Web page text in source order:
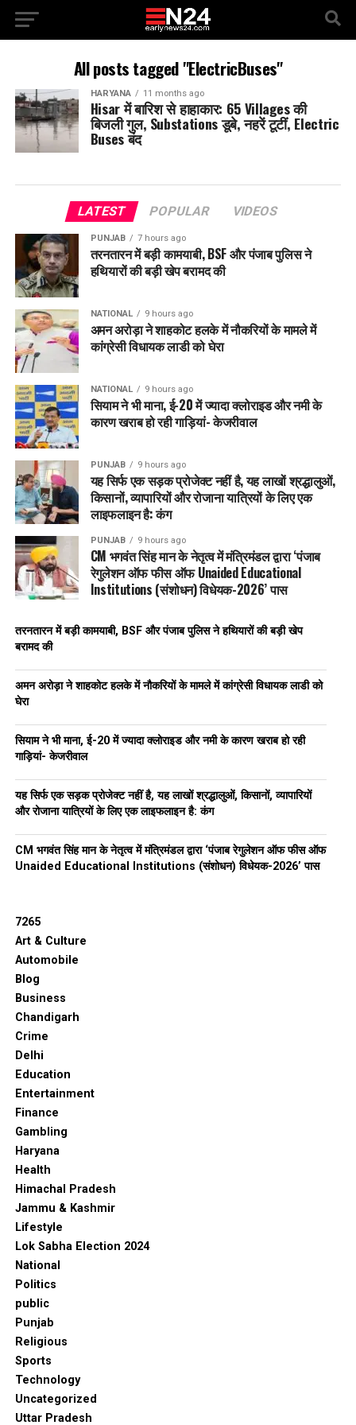
All posts tagged "ElectricBuses"
HARYANA 11 months ago
Hisar में बारिश से हाहाकार: 65 Villages की
बिजली गुल, Substations डूबे, नहरें टूटीं, Electric
Buses बंद
LATEST POPULAR VIDEOS
PUNJAB 7 hours ago
तरनतारन में बड़ी कामयाबी, BSF और पंजाब पुलिस ने
हथियारों की बड़ी खेप बरामद की
NATIONAL 9 hours ago
अमन अरोड़ा ने शाहकोट हलके में नौकरियों के मामले में
कांग्रेसी विधायक लाडी को घेरा
NATIONAL 9 hours ago
सियाम ने भी माना, ई-20 में ज्यादा क्लोराइड और नमी के
कारण खराब हो रही गाड़ियां- केजरीवाल
PUNJAB 9 hours ago
यह सिर्फ एक सड़क प्रोजेक्ट नहीं है, यह लाखों श्रद्धालुओं,
किसानों, व्यापारियों और रोजाना यात्रियों के लिए एक
लाइफलाइन है: कंग
PUNJAB 9 hours ago
CM भगवंत सिंह मान के नेतृत्व में मंत्रिमंडल द्वारा ‘पंजाब
रेगुलेशन ऑफ फीस ऑफ Unaided Educational
Institutions (संशोधन) विधेयक-2026’ पास
तरनतारन में बड़ी कामयाबी, BSF और पंजाब पुलिस ने हथियारों की बड़ी खेप
बरामद की
अमन अरोड़ा ने शाहकोट हलके में नौकरियों के मामले में कांग्रेसी विधायक लाडी को
घेरा
सियाम ने भी माना, ई-20 में ज्यादा क्लोराइड और नमी के कारण खराब हो रही
गाड़ियां- केजरीवाल
यह सिर्फ एक सड़क प्रोजेक्ट नहीं है, यह लाखों श्रद्धालुओं, किसानों, व्यापारियों
और रोजाना यात्रियों के लिए एक लाइफलाइन है: कंग
CM भगवंत सिंह मान के नेतृत्व में मंत्रिमंडल द्वारा ‘पंजाब रेगुलेशन ऑफ फीस ऑफ
Unaided Educational Institutions (संशोधन) विधेयक-2026’ पास
7265
Art & Culture
Automobile
Blog
Business
Chandigarh
Crime
Delhi
Education
Entertainment
Finance
Gambling
Haryana
Health
Himachal Pradesh
Jammu & Kashmir
Lifestyle
Lok Sabha Election 2024
National
Politics
public
Punjab
Religious
Sports
Technology
Uncategorized
Uttar Pradesh